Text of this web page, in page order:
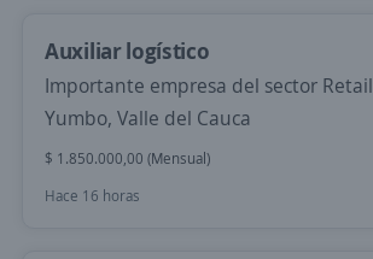
Auxiliar logístico
Importante empresa del sector Retail
Yumbo, Valle del Cauca
$ 1.850.000,00 (Mensual)
Hace 16 horas